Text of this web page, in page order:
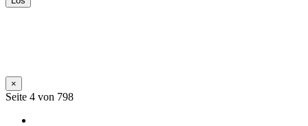
×
Seite 4 von 798